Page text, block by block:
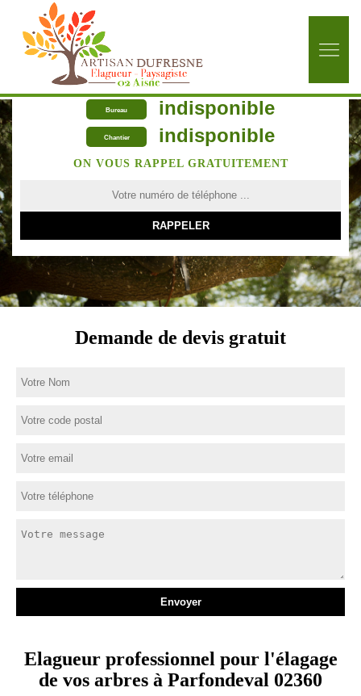
Bureau indisponible
Chantier indisponible
ON VOUS RAPPEL GRATUITEMENT
Demande de devis gratuit
Elagueur professionnel pour l'élagage
de vos arbres à Parfondeval 02360